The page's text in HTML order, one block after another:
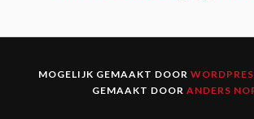
MOGELIJK GEMAAKT DOOR
GEMAAKT DOOR ANDERS